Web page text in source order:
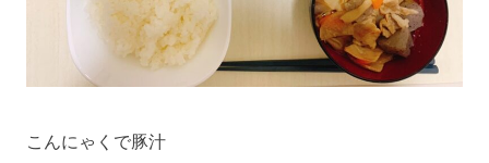
こんにゃくで豚汁